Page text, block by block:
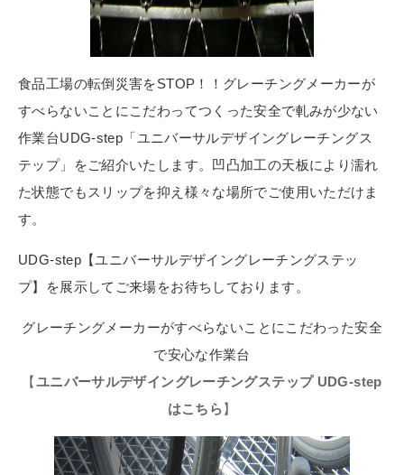
食品工場の転倒災害をSTOP！！グレーチングメーカーが
すべらないことにこだわってつくった安全で軋みが少ない
作業台UDG-step「ユニバーサルデザイングレーチングス
テップ」をご紹介いたします。凹凸加工の天板により濡れ
た状態でもスリップを抑え様々な場所でご使用いただけま
す。
UDG-step【ユニバーサルデザイングレーチングステッ
プ】を展示してご来場をお待ちしております。
グレーチングメーカーがすべらないことにこだわった安全
で安心な作業台
【ユニバーサルデザイングレーチングステップ UDG-step
はこちら】